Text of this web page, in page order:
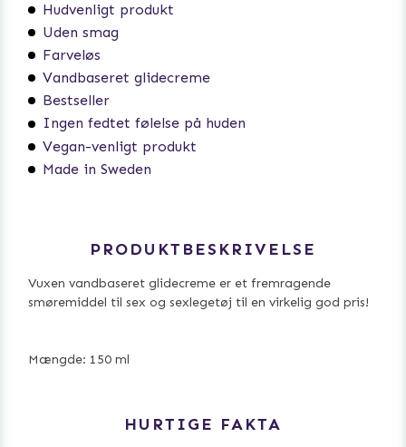
Hudvenligt produkt
Uden smag
Farveløs
Vandbaseret glidecreme
Bestseller
Ingen fedtet følelse på huden
Vegan-venligt produkt
Made in Sweden
PRODUKTBESKRIVELSE
Vuxen vandbaseret glidecreme er et fremragende
smøremiddel til sex og sexlegetøj til en virkelig god pris!
Mængde: 150 ml
HURTIGE FAKTA